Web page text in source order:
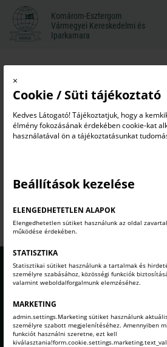
×
Cookie / Süti tájékoztató
Kedves Látogató! Tájékoztatjuk, hogy a
élmény fokozásának érdekében cookie-kat
használatával ön a tájékoztatásunkat
Beállítások kezelése
ELENGEDHETETLEN ALAPOK
Elengedhetetlen sütiket használunk az oldal
működése érdekében.
STATISZTIKA
Statisztikai sütiket használunk a tartalmak és
személyre szabásához, közösségi funkciók
valamint weboldalforgalmunk elemzéséhez.
MARKETING
admin.settings.Marketing sütiket használunk
személyre szabott megjelenítéséhez. Amennyiben
funkciót használni szeretne, ezt kell
Komárom-Esztergom
Vármegyei Kereskedelmi és
Iparkamara
Komárom-Esztergom
Vármegyei Kereskedelmi és
Iparkamara
Online regisztráció
vállalkozói regisztráció
kamarai
online regisztráció
KAMARAI
Komárom-Esztergom
Vármegyei Kereskedelmi
COPYRIGHT © 2021 - 2026 KEMKIK. |
ALL RIGHTS RESERVED! DESIGNED &
POWERED BY POSITIVE ADAMSKY